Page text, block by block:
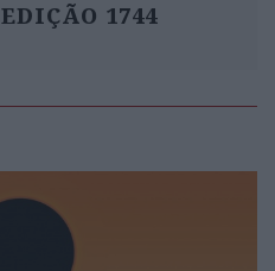
EDIÇÃO 1744